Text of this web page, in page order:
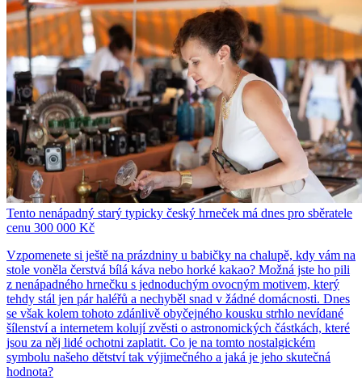
Tento nenápadný starý typicky český hrneček má dnes pro sběratele
cenu 300 000 Kč
Vzpomenete si ještě na prázdniny u babičky na chalupě, kdy vám na
stole voněla čerstvá bílá káva nebo horké kakao? Možná jste ho pili
z nenápadného hrnečku s jednoduchým ovocným motivem, který
tehdy stál jen pár haléřů a nechyběl snad v žádné domácnosti. Dnes
se však kolem tohoto zdánlivě obyčejného kousku strhlo nevídané
šílenství a internetem kolují zvěsti o astronomických částkách, které
jsou za něj lidé ochotni zaplatit. Co je na tomto nostalgickém
symbolu našeho dětství tak výjimečného a jaká je jeho skutečná
hodnota?